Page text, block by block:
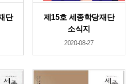
단
제15호 세종학당재단
소식지
2020-08-27